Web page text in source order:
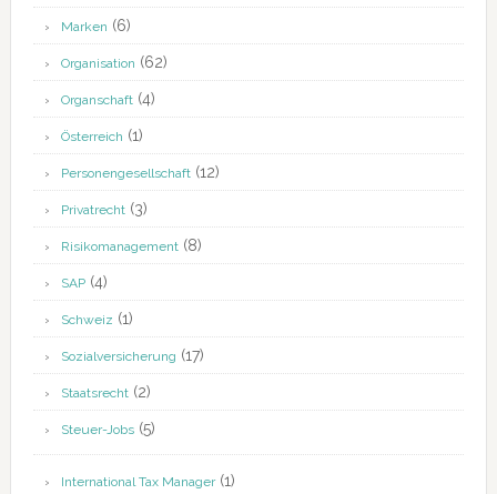
Marken (6)
Organisation (62)
Organschaft(4)
Österreich (1)
Personengesellschaft(12)
Privatrecht(3)
Risikomanagement(8)
SAP(4)
Schweiz (1)
Sozialversicherung (17)
Staatsrecht(2)
Steuer-Jobs(5)
International Tax Manager(1)